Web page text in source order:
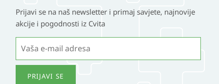
Prijavi se na naš newsletter i primaj savjete, najnovije
akcije i pogodnosti iz Cvita